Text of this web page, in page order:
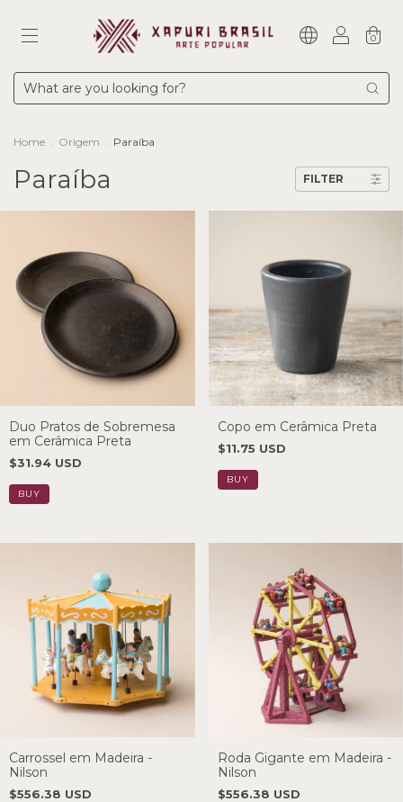
0
Home . Origem . Paraíba
Paraíba FILTER
Duo Pratos de Sobremesa
em Cerâmica Preta
$31.94 USD
Copo em Cerâmica Preta
$11.75 USD
Carrossel em Madeira -
Nilson
$556.38 USD
Roda Gigante em Madeira -
Nilson
$556.38 USD